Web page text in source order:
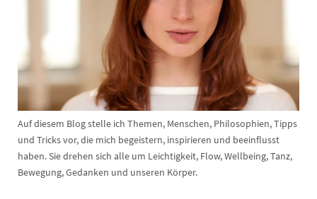
Auf diesem Blog stelle ich Themen, Menschen, Philosophien, Tipps
und Tricks vor, die mich begeistern, inspirieren und beeinflusst
haben. Sie drehen sich alle um Leichtigkeit, Flow, Wellbeing, Tanz,
Bewegung, Gedanken und unseren Körper.